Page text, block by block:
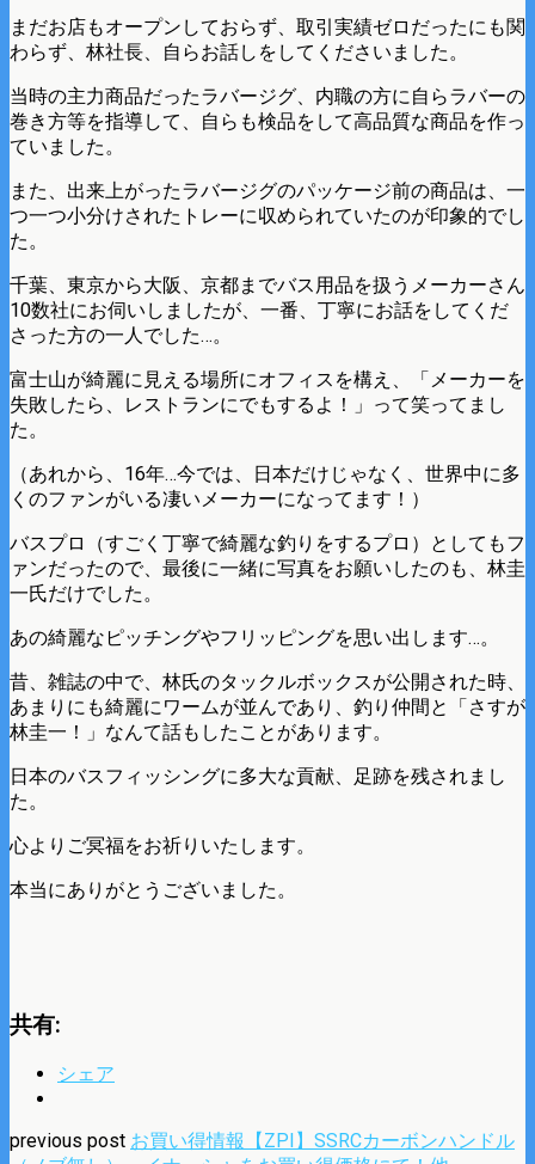
まだお店もオープンしておらず、取引実績ゼロだったにも関
わらず、林社長、自らお話しをしてくださいました。
当時の主力商品だったラバージグ、内職の方に自らラバーの
巻き方等を指導して、自らも検品をして高品質な商品を作っ
ていました。
また、出来上がったラバージグのパッケージ前の商品は、一
つ一つ小分けされたトレーに収められていたのが印象的でし
た。
千葉、東京から大阪、京都までバス用品を扱うメーカーさん
10数社にお伺いしましたが、一番、丁寧にお話をしてくだ
さった方の一人でした…。
富士山が綺麗に見える場所にオフィスを構え、「メーカーを
失敗したら、レストランにでもするよ！」って笑ってまし
た。
（あれから、16年…今では、日本だけじゃなく、世界中に多
くのファンがいる凄いメーカーになってます！）
バスプロ（すごく丁寧で綺麗な釣りをするプロ）としてもフ
ァンだったので、最後に一緒に写真をお願いしたのも、林圭
一氏だけでした。
あの綺麗なピッチングやフリッピングを思い出します…。
昔、雑誌の中で、林氏のタックルボックスが公開された時、
あまりにも綺麗にワームが並んであり、釣り仲間と「さすが
林圭一！」なんて話もしたことがあります。
日本のバスフィッシングに多大な貢献、足跡を残されまし
た。
心よりご冥福をお祈りいたします。
本当にありがとうございました。
共有:
シェア
previous post お買い得情報【ZPI】SSRCカーボンハンドル